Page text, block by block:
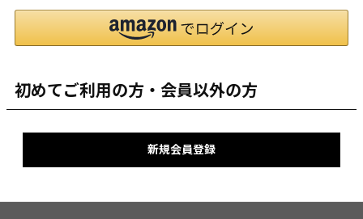
初めてご利用の方・会員以外の方